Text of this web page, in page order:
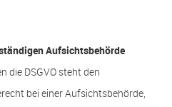
Aufsichts­behörde
die DSGVO steht den
bei einer Aufsichtsbehörde,